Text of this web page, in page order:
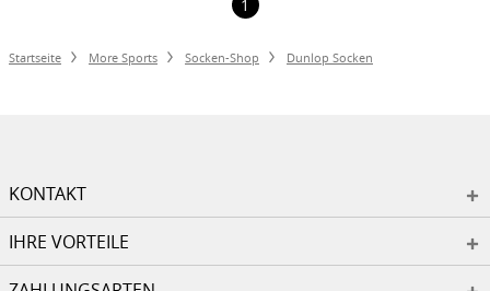
1
Startseite More Sports Socken-Shop Dunlop Socken
KONTAKT
IHRE VORTEILE